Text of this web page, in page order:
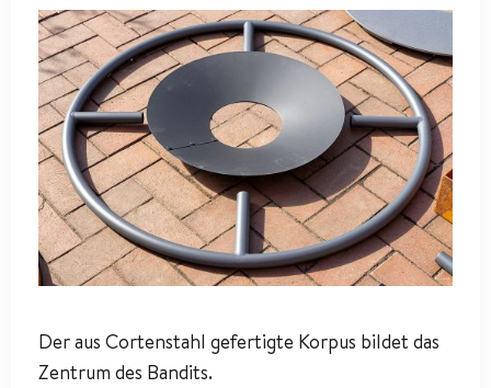
Der aus Cortenstahl gefertigte Korpus bildet das
Zentrum des Bandits.